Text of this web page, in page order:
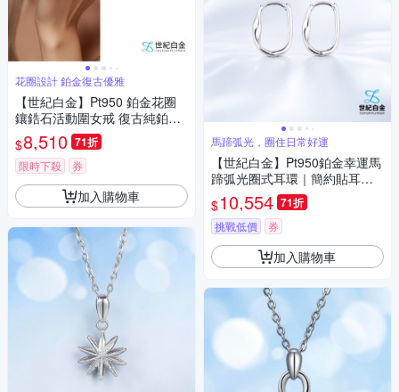
花圈設計 鉑金復古優雅
【世紀白金】Pt950 鉑金花圈
鑲鋯石活動圍女戒 復古純鉑戒
指 時尚精品首飾
$8,510 71折
限時下殺 券
加入購物車
馬蹄弧光，圈住日常好運
【世紀白金】Pt950鉑金幸運馬
蹄弧光圈式耳環｜簡約貼耳女
款耳飾 生日紀念日禮物
$10,554 71折
挑戰低價 券
加入購物車